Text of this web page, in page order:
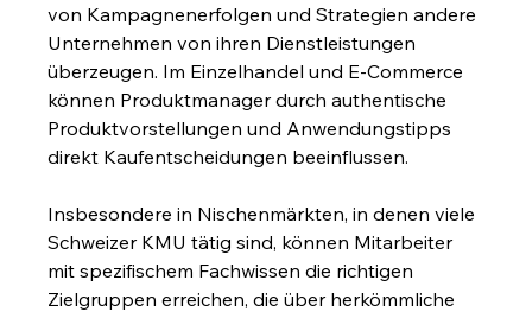
von Kampagnenerfolgen und Strategien andere
Unternehmen von ihren Dienstleistungen
überzeugen. Im Einzelhandel und E-Commerce
können Produktmanager durch authentische
Produktvorstellungen und Anwendungstipps
direkt Kaufentscheidungen beeinflussen.
Insbesondere in Nischenmärkten, in denen viele
Schweizer KMU tätig sind, können Mitarbeiter
mit spezifischem Fachwissen die richtigen
Zielgruppen erreichen, die über herkömmliche